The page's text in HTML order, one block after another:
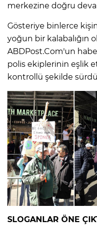
merkezine doğru
Gösteriye binlerce
yoğun bir kalabalığın
ABDPost.Com'un
polis ekiplerinin eşlik
kontrollü şekilde
SLOGANLAR ÖNE